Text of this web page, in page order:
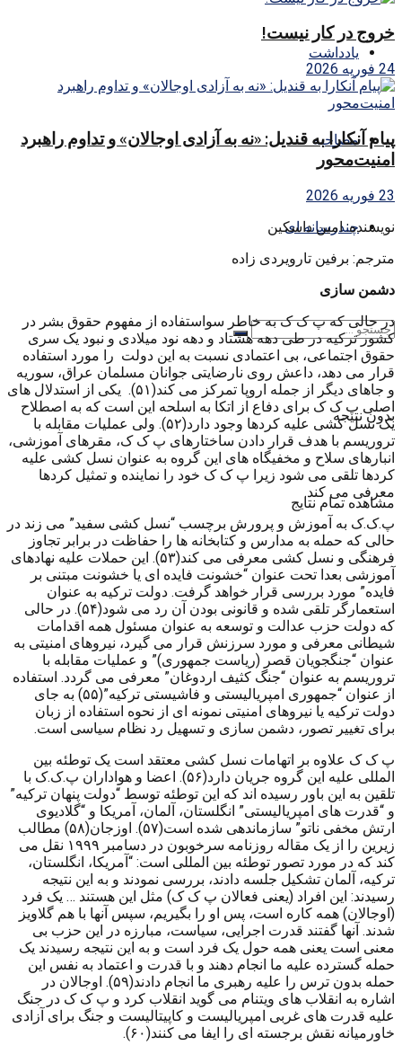
یادداشت
مصاحبه
چندرسانه ای
بدون نتیجه
مشاهده تمام نتایج
خروج در کار نیست!
24 فوریه 2026
پیام آنکارا به قندیل: «نه به آزادی اوجالان» و تداوم راهبرد
امنیت‌محور
23 فوریه 2026
نویسنده: امین داسکین
مترجم: برفین تارویردی زاده
دشمن سازی
در حالی که پ ک ک به خاطر سواستفاده از مفهوم حقوق بشر در
کشور ترکیه در طی دهه هشتاد و دهه نود میلادی و نبود یک سری
حقوق اجتماعی، بی اعتمادی نسبت به این دولت را مورد استفاده
قرار می دهد، داعش روی نارضایتی جوانان مسلمان عراق، سوریه
و جاهای دیگر از جمله اروپا تمرکز می کند(۵۱). یکی از استدلال های
اصلی پ ک ک برای دفاع از اتکا به اسلحه این است که به اصطلاح
یک نسل کشی علیه کردها وجود دارد(۵۲). ولی عملیات مقابله با
تروریسم با هدف قرار دادن ساختارهای پ ک ک، مقرهای آموزشی،
انبارهای سلاح و مخفیگاه های این گروه به عنوان نسل کشی علیه
کردها تلقی می شود زیرا پ ک ک خود را نماینده و تمثیل کردها
معرفی می کند.
پ.ک.ک به آموزش و پرورش برچسب “نسل کشی سفید” می زند در
حالی که حمله به مدارس و کتابخانه ها را حفاظت در برابر تجاوز
فرهنگی و نسل کشی معرفی می کند(۵۳). این حملات علیه نهادهای
آموزشی بعدا تحت عنوان “خشونت فایده ای یا خشونت مبتنی بر
فایده” مورد بررسی قرار خواهد گرفت. دولت ترکیه به عنوان
استعمارگر تلقی شده و قانونی بودن آن رد می شود(۵۴). در حالی
که دولت حزب عدالت و توسعه به عنوان مسئول همه اقدامات
شیطانی معرفی و مورد سرزنش قرار می گیرد، نیروهای امنیتی به
عنوان “جنگجویان قصر (ریاست جمهوری)” و عملیات مقابله با
تروریسم به عنوان “جنگ کثیف اردوغان” معرفی می گردد. استفاده
از عنوان “جمهوری امپریالیستی و فاشیستی ترکیه”(۵۵) به جای
دولت ترکیه یا نیروهای امنیتی نمونه ای از نحوه استفاده از زبان
برای تغییر تصور، دشمن سازی و تسهیل رد نظام سیاسی است.
پ ک ک علاوه بر اتهامات نسل کشی معتقد است یک توطئه بین
المللی علیه این گروه جریان دارد(۵۶). اعضا و هواداران پ.ک.ک با
تلقین به این باور رسیده اند که این توطئه توسط “دولت پنهان ترکیه”
و “قدرت های امپریالیستی” انگلستان، آلمان، آمریکا و “گلادیوی
ارتش مخفی ناتو” سازماندهی شده است(۵۷). اوزجان(۵۸) مطالب
زیرین را از یک مقاله روزنامه سرخوبون در دسامبر ۱۹۹۹ نقل می
کند که در مورد تصور توطئه بین المللی است: “آمریکا، انگلستان،
ترکیه، آلمان تشکیل جلسه دادند، بررسی نمودند و به این نتیجه
رسیدند: این افراد (یعنی فعالان پ ک ک) مثل این هستند … یک فرد
(اوجالان) همه کاره است، پس او را بگیریم، سپس آنها با هم گلاویز
شدند. آنها گفتند قدرت اجرایی، سیاست، مبارزه در این حزب بی
معنی است یعنی همه حول یک فرد است و به این نتیجه رسیدند یک
حمله گسترده علیه ما انجام دهند و با قدرت و اعتماد به نفس این
حمله بدون ترس را علیه رهبری ما انجام دادند(۵۹). اوجالان در
اشاره به انقلاب های ویتنام می گوید انقلاب کرد و پ ک ک در جنگ
علیه قدرت های غربی امپریالیست و کاپیتالیست و جنگ برای آزادی
خاورمیانه نقش برجسته ای را ایفا می کنند(۶۰).